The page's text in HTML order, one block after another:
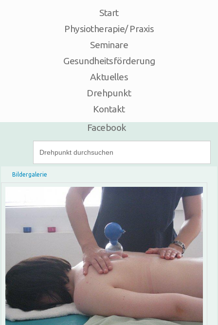
Start
Physiotherapie/ Praxis
Seminare
Gesundheitsförderung
Aktuelles
Drehpunkt
Kontakt
Telefon - 05574 / 626 91
Facebook
Bildergalerie